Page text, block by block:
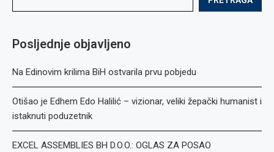
Posljednje objavljeno
Na Edinovim krilima BiH ostvarila prvu pobjedu
Otišao je Edhem Edo Halilić – vizionar, veliki žepački humanist i
istaknuti poduzetnik
EXCEL ASSEMBLIES BH D.O.O.: OGLAS ZA POSAO